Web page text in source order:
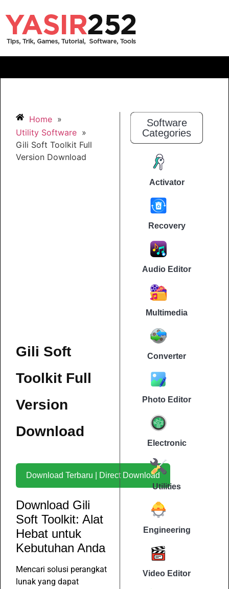
Home »
Utility Software »
Gili Soft Toolkit Full
Version Download
Gili Soft
Toolkit Full
Version
Download
Download Terbaru | Direct Download
Download Gili
Soft Toolkit: Alat
Hebat untuk
Kebutuhan Anda
Mencari solusi perangkat
lunak yang dapat
Software
Categories
Activator
Recovery
Audio Editor
Multimedia
Converter
Photo Editor
Electronic
Utilities
Engineering
Video Editor